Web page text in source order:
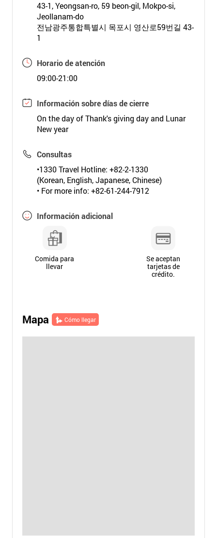
43-1, Yeongsan-ro, 59 beon-gil, Mokpo-si,
Jeollanam-do
전남광주통합특별시 목포시 영산로59번길 43-
1
Horario de atención
09:00-21:00
Información sobre días de cierre
On the day of Thank's giving day and Lunar
New year
Consultas
•1330 Travel Hotline: +82-2-1330
(Korean, English, Japanese, Chinese)
• For more info: +82-61-244-7912
Información adicional
Comida para
llevar
Se aceptan
tarjetas de
crédito.
Mapa Cómo llegar